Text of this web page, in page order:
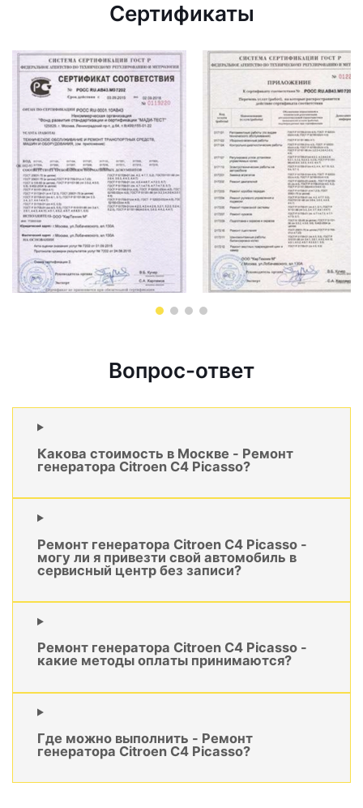
Сертификаты
Вопрос-ответ
Какова стоимость в Москве - Ремонт
генератора Citroen C4 Picasso?
Ремонт генератора Citroen C4 Picasso -
могу ли я привезти свой автомобиль в
сервисный центр без записи?
Ремонт генератора Citroen C4 Picasso -
какие методы оплаты принимаются?
Где можно выполнить - Ремонт
генератора Citroen C4 Picasso?